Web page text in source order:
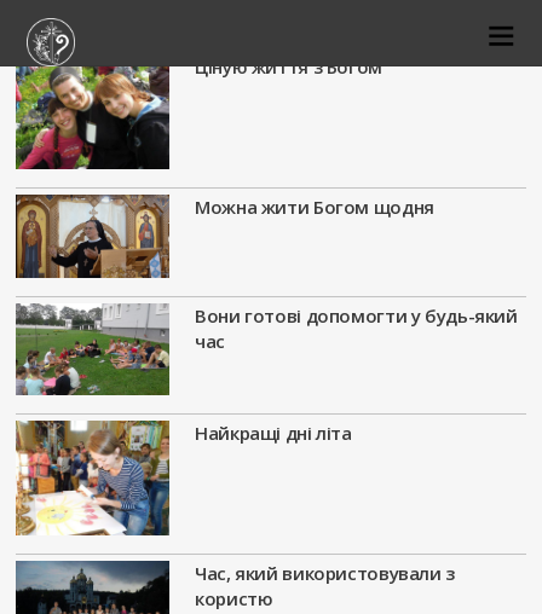
Ціную життя з Богом
Можна жити Богом щодня
Вони готові допомогти у будь-який
час
Найкращі дні літа
Час, який використовували з
користю